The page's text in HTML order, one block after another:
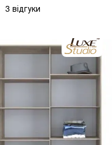
3 відгуки